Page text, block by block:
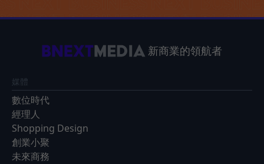
新商業的領航者
媒體
數位時代
經理人
Shopping Design
創業小聚
未來商務